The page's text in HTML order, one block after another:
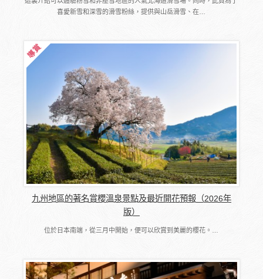
喜愛新雪和深雪的滑雪粉絲，提供與山岳滑雪、在…
九州地區的著名賞櫻溫泉景點及最近開花預報（2026年
版）
位於日本南端，從三月中開始，便可以欣賞到美麗的櫻花。…